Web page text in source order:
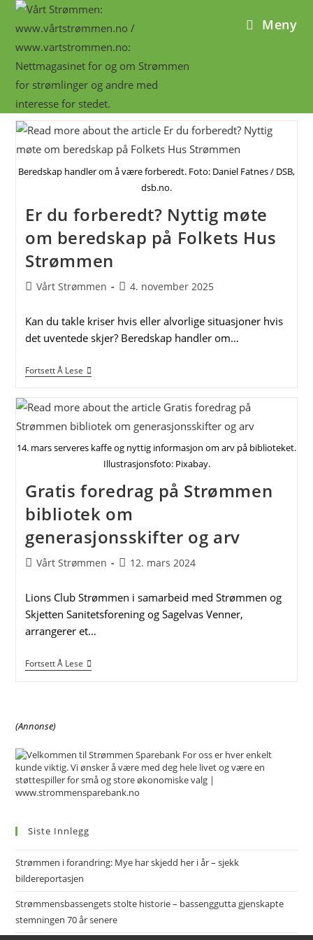
Skip
content
Meny
Beredskap handler om å være forberedt. Foto: Daniel Fatnes / DSB,
dsb.no.
Er du forberedt? Nyttig møte
om beredskap på Folkets Hus
Strømmen
PostVårt Strømmen
Post4. november 2025
Kan du takle kriser hvis eller alvorlige situasjoner hvis
det uventede skjer? Beredskap handler om…
Fortsett Å LeseEr
Du
Nyttig
Møte
Om
På
Folkets
Strømmen
14. mars serveres kaffe og nyttig informasjon om arv på biblioteket.
Illustrasjonsfoto: Pixabay.
Gratis foredrag på Strømmen
bibliotek om
generasjonsskifter og arv
PostVårt Strømmen
Post12. mars 2024
Lions Club Strømmen i samarbeid med Strømmen og
Skjetten Sanitetsforening og Sagelvas Venner,
arrangerer et…
Fortsett Å LeseGratis
Foredrag
Arv
(Annonse)
Siste Innlegg
Strømmen i forandring: Mye har skjedd her i år – sjekk
bildereportasjen
Strømmensbassengets stolte historie – bassenggutta gjenskapte
stemningen 70 år senere